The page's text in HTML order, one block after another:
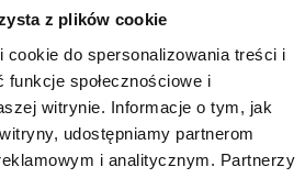
z plików cookie
do spersonalizowania treści i
funkcje społecznościowe i
witrynie. Informacje o tym, jak
udostępniamy partnerom
i analitycznym. Partnerzy
Cz Pt So
Nd
30 31 1 2